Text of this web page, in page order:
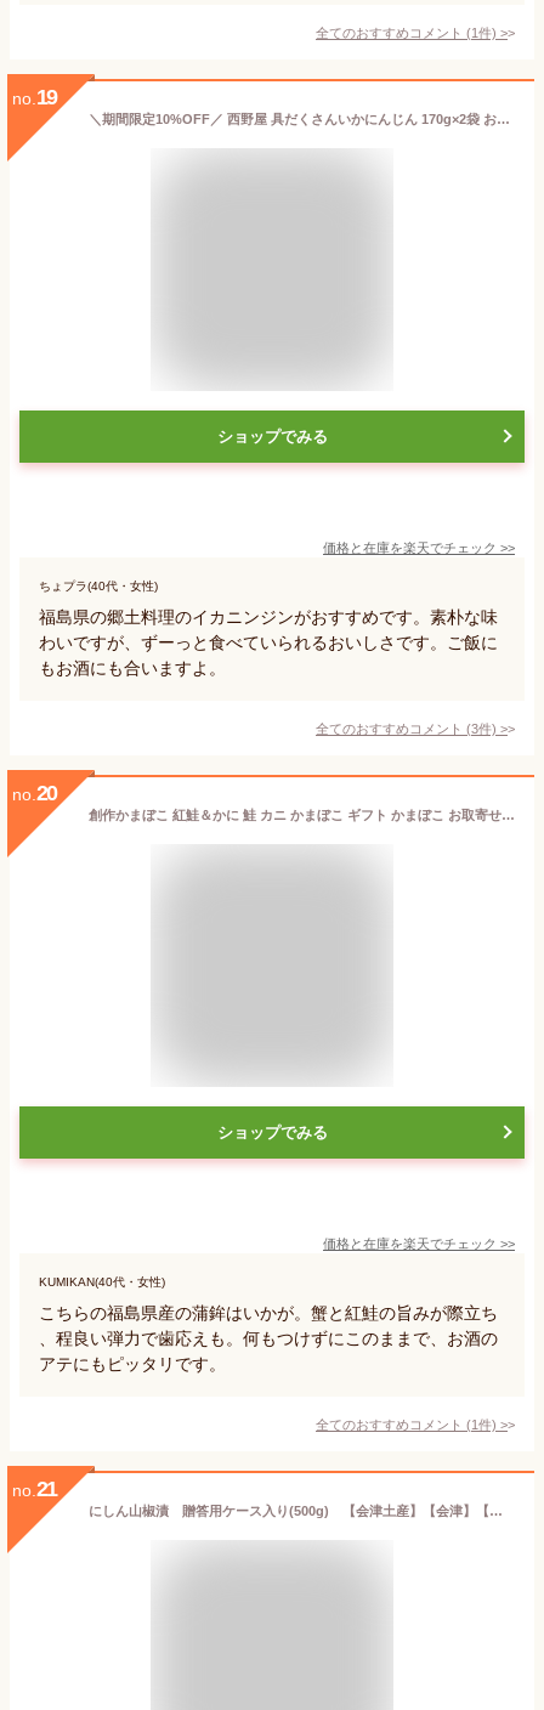
全てのおすすめコメント (1件) >
no. 19
＼期間限定10%OFF／ 西野屋 具だくさんいかにんじん 170g×2袋 おつけもの 漬物 具沢山 いか人参 送料無料 お土産 お取り寄せ ご飯の友 お買い物マラソン 買い回り ポイント消化 食品 具沢山 ポイント消化 食べ物 お取り寄せ FP
ショップでみる
価格と在庫を楽天でチェック >>
ちょプラ(40代・女性)
福島県の郷土料理のイカニンジンがおすすめです。素朴な味
わいですが、ずーっと食べていられるおいしさです。ご飯に
もお酒にも合いますよ。
全てのおすすめコメント (3件) >
no. 20
創作かまぼこ 紅鮭＆かに 鮭 カニ かまぼこ ギフト かまぼこ お取寄せ 蒲鉾 セット いわき市 福島県 贈り物 贈答 シーフードおつまみ ご褒美 惣菜 母の日 父の日 お中元
ショップでみる
価格と在庫を楽天でチェック >>
KUMIKAN(40代・女性)
こちらの福島県産の蒲鉾はいかが。蟹と紅鮭の旨みが際立ち
、程良い弾力で歯応えも。何もつけずにこのままで、お酒の
アテにもピッタリです。
全てのおすすめコメント (1件) >
no. 21
にしん山椒漬 贈答用ケース入り(500g) 【会津土産】【会津】【郷土料理】【日本酒に合う】【お歳暮】【お中元】【楽ギフ_包装】【楽ギフ_のし】